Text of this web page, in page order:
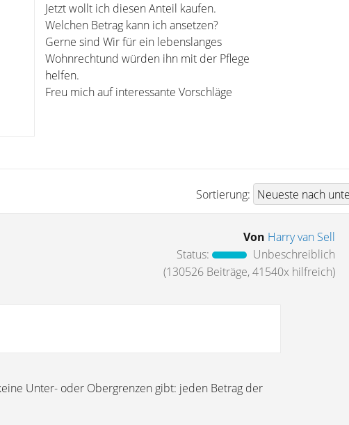
Jetzt wollt ich diesen Anteil kaufen.
Welchen Betrag kann ich ansetzen?
Gerne sind Wir für ein lebenslanges
Wohnrechtund würden ihn mit der Pflege
helfen.
Freu mich auf interessante Vorschläge
Sortierung:
Von Harry van Sell
Status:
Unbeschreiblich
(130526 Beiträge, 41540x hilfreich)
Unter- oder Obergrenzen gibt: jeden Betrag der